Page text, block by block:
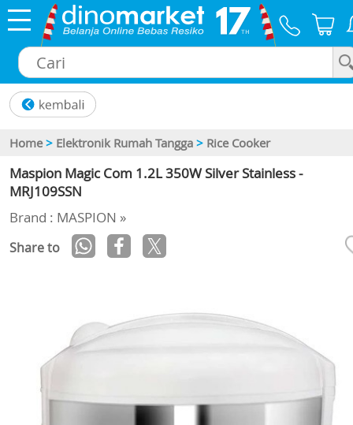
Home > Elektronik Rumah Tangga > Rice Cooker
Maspion Magic Com 1.2L 350W Silver Stainless -
MRJ109SSN
Brand : MASPION »
Share to